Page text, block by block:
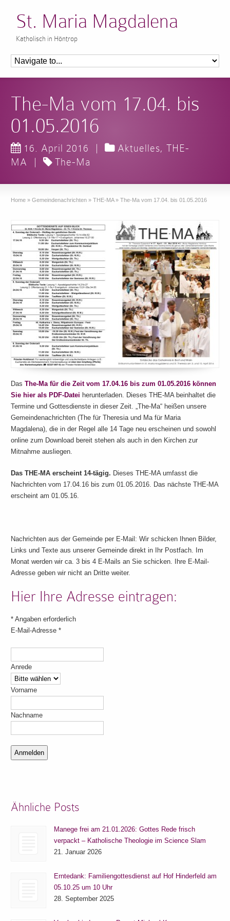
St. Maria Magdalena
Katholisch in Höntrop
The-Ma vom 17.04. bis
01.05.2016
16. April 2016 | Aktuelles,THE-
MA
| The-Ma
Home » Gemeindenachrichten » THE-MA » The-Ma vom 17.04. bis 01.05.2016
Das The-Ma für die Zeit vom 17.04.16 bis zum 01.05.2016 können
Sie hier als PDF-Datei herunterladen. Dieses THE-MA beinhaltet die
Termine und Gottesdienste in dieser Zeit. „The-Ma“ heißen unsere
Gemeindenachrichten (The für Theresia und Ma für Maria
Magdalena), die in der Regel alle 14 Tage neu erscheinen und sowohl
online zum Download bereit stehen als auch in den Kirchen zur
Mitnahme ausliegen.
Das THE-MA erscheint 14-tägig. Dieses THE-MA umfasst die
Nachrichten vom 17.04.16 bis zum 01.05.2016. Das nächste THE-MA
erscheint am 01.05.16.
Nachrichten aus der Gemeinde per E-Mail: Wir schicken Ihnen Bilder,
Links und Texte aus unserer Gemeinde direkt in Ihr Postfach. Im
Monat werden wir ca. 3 bis 4 E-Mails an Sie schicken. Ihre E-Mail-
Adresse geben wir nicht an Dritte weiter.
Hier Ihre Adresse eintragen:
* Angaben erforderlich
E-Mail-Adresse*
Anrede
Vorname
Nachname
Ähnliche Posts
Manege frei am 21.01.2026: Gottes Rede frisch
verpackt – Katholische Theologie im Science Slam
21. Januar 2026
Erntedank: Familiengottesdienst auf Hof Hinderfeld am
05.10.25 um 10 Uhr
28. September 2025